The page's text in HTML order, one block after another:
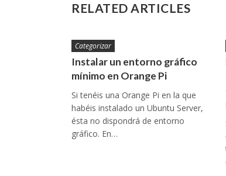
RELATED ARTICLES
Categorizar
Instalar un entorno gráfico
mínimo en Orange Pi
Si tenéis una Orange Pi en la que
habéis instalado un Ubuntu Server,
ésta no dispondrá de entorno
gráfico. En…